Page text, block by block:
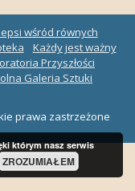
wśród równych
Każdy jest ważny
Przyszłości
Galeria Sztuki
prawa zastrzeżone
którym nasz serwis
ZROZUMIAŁEM